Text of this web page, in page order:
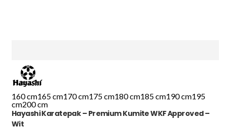
160 cm165 cm170 cm175 cm180 cm185 cm190 cm195
cm200 cm
Hayashi Karatepak – Premium Kumite WKF Approved –
Wit